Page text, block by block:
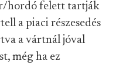
hordó felett tartják
a piaci részesedés
a vártnál jóval
még ha ez